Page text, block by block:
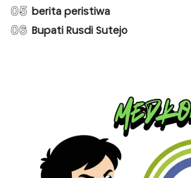
05 berita peristiwa
06 Bupati Rusdi Sutejo